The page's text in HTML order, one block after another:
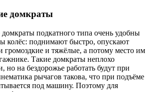
домкраты
домкраты подкатного типа очень удобны
колёс: поднимают быстро, опускают
и тяжёлые, а потому место им
Такие домкраты неплохо
но на бездорожье работать будут при
рычагов такова, что при подъёме
под машину. Поэтому для